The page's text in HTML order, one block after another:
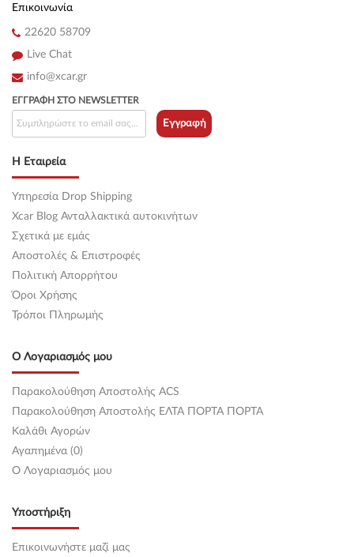
Επικοινωνία
22620 58709
Live Chat
info@xcar.gr
Η Εταιρεία
Υπηρεσία Drop Shipping
Xcar Blog Ανταλλακτικά αυτοκινήτων
Σχετικά με εμάς
Αποστολές & Επιστροφές
Πολιτική Απορρήτου
Όροι Χρήσης
Τρόποι Πληρωμής
Ο Λογαριασμός μου
Παρακολούθηση Αποστολής ACS
Παρακολούθηση Αποστολής ΕΛΤΑ ΠΟΡΤΑ ΠΟΡΤΑ
Καλάθι Αγορών
Αγαπημένα (0)
O Λογαριασμός μου
Υποστήριξη
Επικοινωνήστε μαζί μας
ΕΓΓΡΑΦΉ ΣΤΟ NEWSLETTER
Εγγραφή